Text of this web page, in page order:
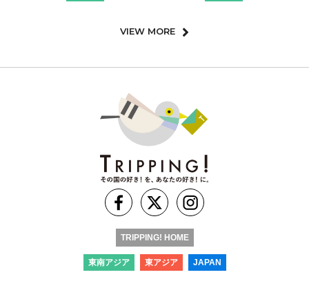
VIEW MORE
TRIPPING! HOME
東南アジア 東アジア JAPAN